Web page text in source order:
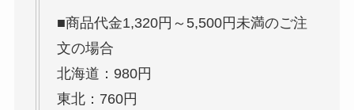
■商品代金1,320円～5,500円未満のご注
文の場合
北海道：980円
東北：760円